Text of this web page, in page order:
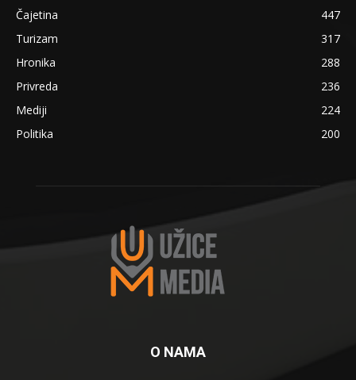
Čajetina
447
Turizam
317
Hronika
288
Privreda
236
Mediji
224
Politika
200
O NAMA